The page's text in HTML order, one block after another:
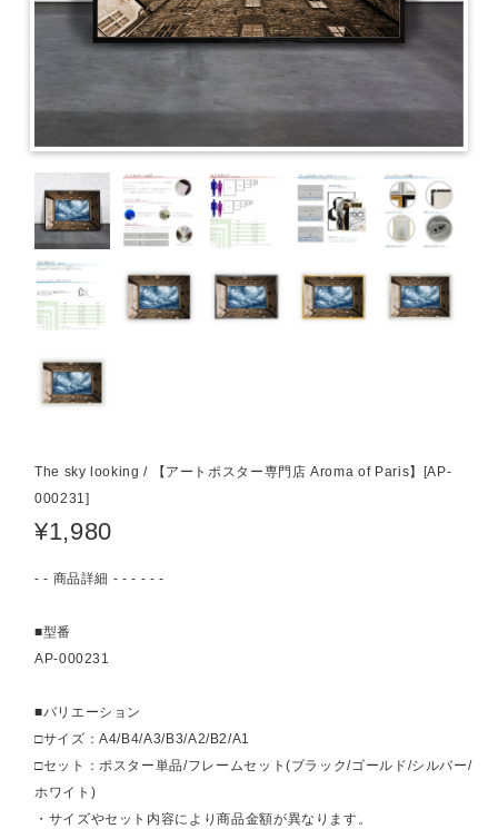
The sky looking / 【アートポスター専門店 Aroma of Paris】[AP-
000231]
¥1,980
- - 商品詳細 - - - - - -
■型番
AP-000231
■バリエーション
□サイズ：A4/B4/A3/B3/A2/B2/A1
□セット：ポスター単品/フレームセット(ブラック/ゴールド/シルバー/
ホワイト)
・サイズやセット内容により商品金額が異なります。